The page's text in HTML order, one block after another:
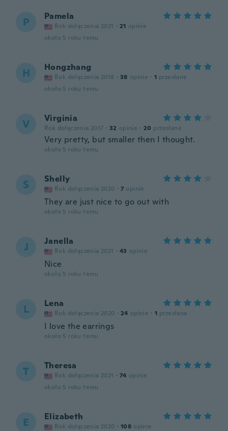
P Pamela
Rok dołączenia 2021 · 21 opinie
około 5 roku temu
H Hongzhang
Rok dołączenia 2018 · 38 opinie · 1 przesłane
około 5 roku temu
V Virginia
Rok dołączenia 2017 · 32 opinie · 20 przesłane
Very pretty, but smaller then I thought.
około 5 roku temu
S Shelly
Rok dołączenia 2020 · 7 opinie
They are just nice to go out with
około 5 roku temu
J Janella
Rok dołączenia 2021 · 43 opinie
Nice
około 5 roku temu
L Lena
Rok dołączenia 2020 · 24 opinie · 1 przesłane
I love the earrings
około 5 roku temu
T Theresa
Rok dołączenia 2021 · 74 opinie
około 5 roku temu
E Elizabeth
Rok dołączenia 2020 · 108 opinie